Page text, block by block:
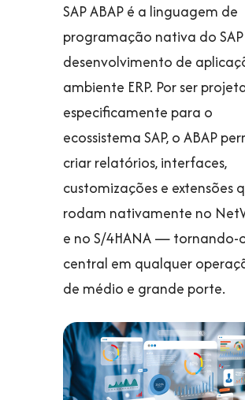
SAP ABAP é a linguagem de
programação nativa do
desenvolvimento de
ambiente ERP. Por ser
especificamente para o
ecossistema SAP, o ABAP
criar relatórios, interfaces,
customizações e extensões
rodam nativamente no
e no S/4HANA — tornando-
central em qualquer
de médio e grande porte.